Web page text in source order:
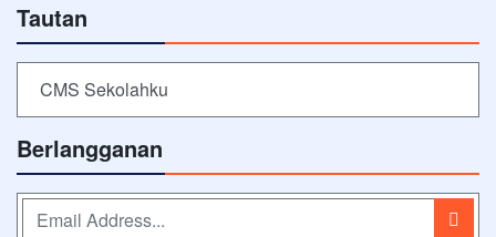
Tautan
CMS Sekolahku
Berlangganan